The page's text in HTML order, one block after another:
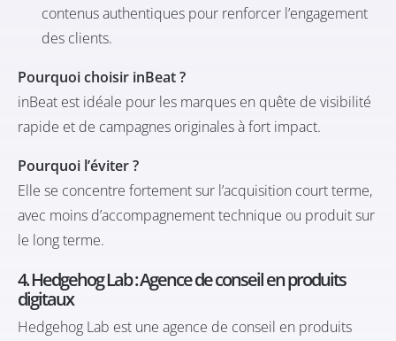
contenus authentiques pour renforcer l’engagement
des clients.​
Pourquoi choisir inBeat ?
inBeat est idéale pour les marques en quête de visibilité
rapide et de campagnes originales à fort impact.
Pourquoi l’éviter ?
Elle se concentre fortement sur l’acquisition court terme,
avec moins d’accompagnement technique ou produit sur
le long terme.
4. Hedgehog Lab : Agence de conseil en produits
digitaux
Hedgehog Lab est une agence de conseil en produits